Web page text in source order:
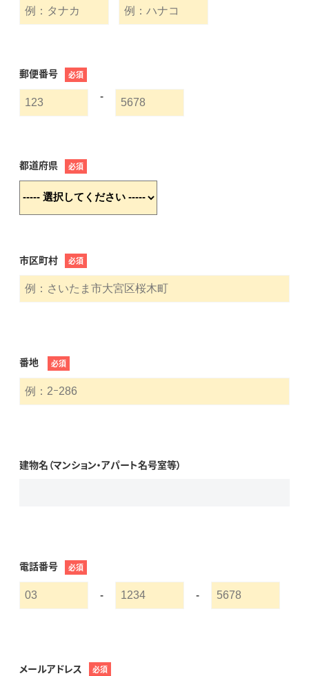
郵便番号 必須
-
都道府県 必須
市区町村 必須
番地 必須
建物名（マンション・アパート名号室等）
電話番号 必須
- -
メールアドレス 必須